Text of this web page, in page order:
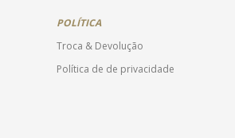
POLÍTICA
Troca & Devolução
Política de de privacidade